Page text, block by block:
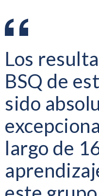
Los
BSQ de
sido
largo de